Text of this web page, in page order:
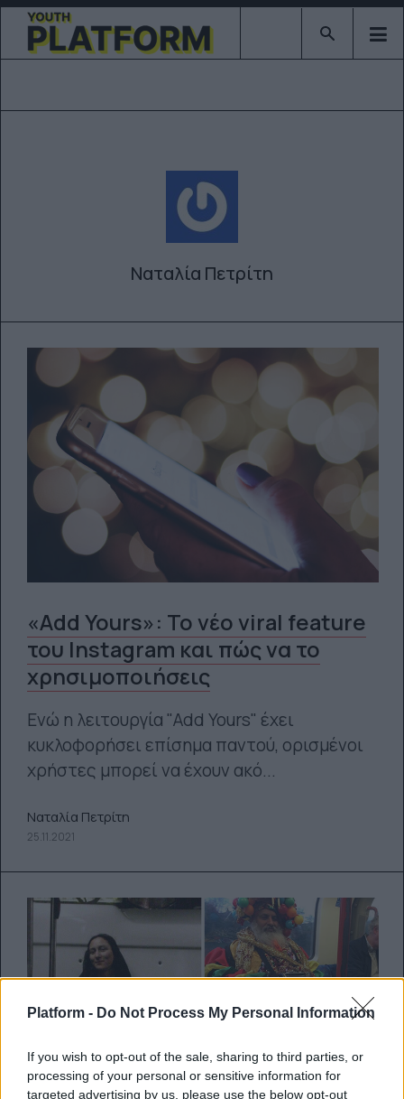
Platform - Do Not Process My Personal Information
If you wish to opt-out of the sale, sharing to third parties, or
processing of your personal or sensitive information for
targeted advertising by us, please use the below opt-out
Type 2 or
Ναταλία Πετρίτη
«Add Yours»: Το νέο viral feature
του Instagram και πώς να το
χρησιμοποιήσεις
Ενώ η λειτουργία "Add Yours" έχει
κυκλοφορήσει επίσημα παντού, ορισμένοι
χρήστες μπορεί να έχουν ακό...
Ναταλία Πετρίτη
25.11.2021